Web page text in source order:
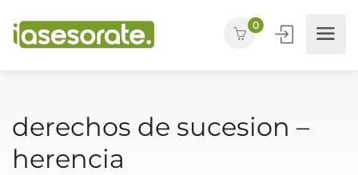
0
derechos de sucesion –
herencia